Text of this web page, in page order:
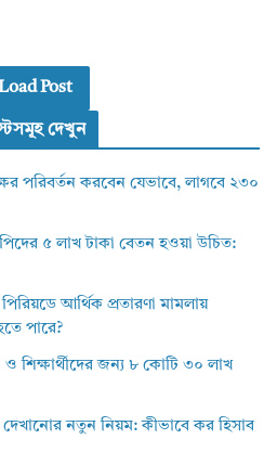
Post
দেখুন
পরিবর্তন করবেন যেভাবে, লাগবে ২৩০
৫ লাখ টাকা বেতন হওয়া উচিত:
আর্থিক প্রতারণা মামলায়
পারে?
ও শিক্ষার্থীদের জন্য ৮ কোটি ৩০ লাখ
দেখানোর নতুন নিয়ম: কীভাবে কর হিসাব